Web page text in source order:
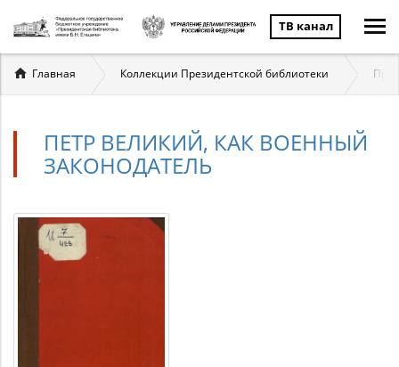
ТВ канал
Вы
здесь
Главная Коллекции Президентской библиотеки
ПЕТР ВЕЛИКИЙ, КАК ВОЕННЫЙ
ЗАКОНОДАТЕЛЬ